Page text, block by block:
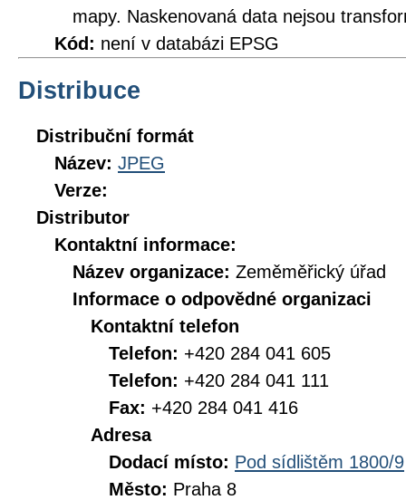
mapy. Naskenovaná data nejsou
Kód: není v databázi EPSG
Distribuce
Distribuční formát
Název: JPEG
Verze:
Distributor
Kontaktní informace:
Název organizace: Zeměměřický úřad
Informace o odpovědné organizaci
Kontaktní telefon
Telefon: +420 284 041 605
Telefon: +420 284 041 111
Fax: +420 284 041 416
Adresa
Dodací místo: Pod sídlištěm 1800/9
Město: Praha 8